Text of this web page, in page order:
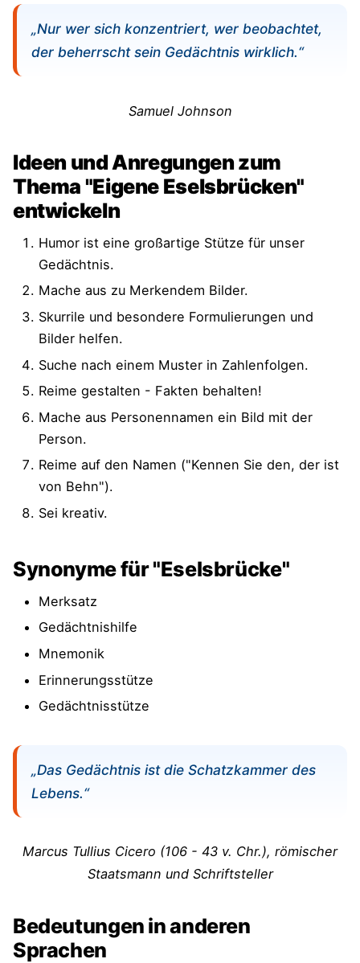
„Nur wer sich konzentriert, wer beobachtet,
der beherrscht sein Gedächtnis wirklich.“
Samuel Johnson
Ideen und Anregungen zum
Thema "Eigene Eselsbrücken"
entwickeln
Humor ist eine großartige Stütze für unser
Gedächtnis.
Mache aus zu Merkendem Bilder.
Skurrile und besondere Formulierungen und
Bilder helfen.
Suche nach einem Muster in Zahlenfolgen.
Reime gestalten - Fakten behalten!
Mache aus Personennamen ein Bild mit der
Person.
Reime auf den Namen ("Kennen Sie den, der ist
von Behn").
Sei kreativ.
Synonyme für "Eselsbrücke"
Merksatz
Gedächtnishilfe
Mnemonik
Erinnerungsstütze
Gedächtnisstütze
„Das Gedächtnis ist die Schatzkammer des
Lebens.“
Marcus Tullius Cicero (106 - 43 v. Chr.), römischer
Staatsmann und Schriftsteller
Bedeutungen in anderen
Sprachen